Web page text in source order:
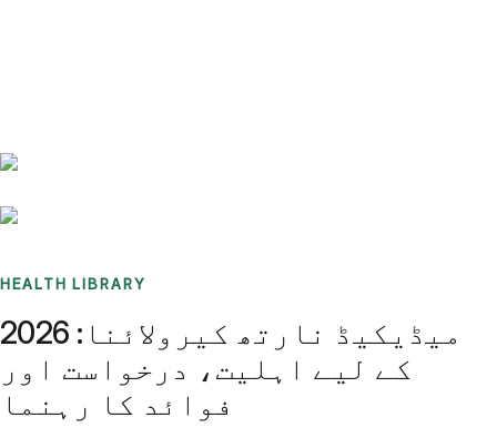
HEALTH LIBRARY
میڈیکیڈ نارتھ کیرولائنا: 2026
کے لیے اہلیت، درخواست اور
فوائد کا رہنما